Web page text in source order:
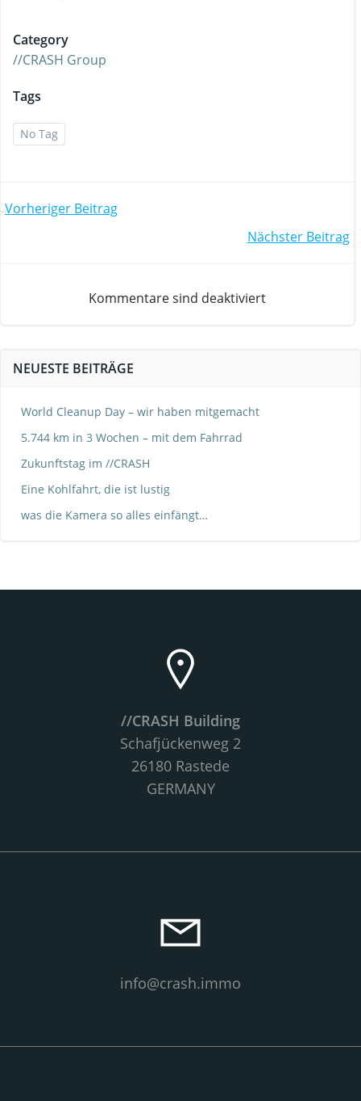
Category
//CRASH Group
Tags
No Tag
Beitrags-
Vorheriger Beitrag
Navigation
Nächster Beitrag
Kommentare sind deaktiviert
NEUESTE BEITRÄGE
World Cleanup Day – wir haben mitgemacht
5.744 km in 3 Wochen – mit dem Fahrrad
Zukunftstag im //CRASH
Eine Kohlfahrt, die ist lustig
was die Kamera so alles einfängt…
//CRASH Building
Schafjückenweg 2
26180 Rastede
GERMANY
info@crash.immo